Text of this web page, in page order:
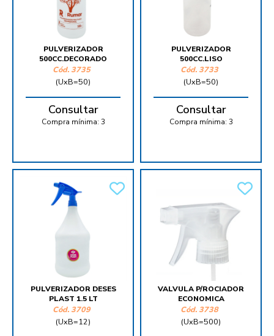
PULVERIZADOR
500CC.DECORADO
Cód. 3735
(UxB=50)
Consultar
Compra mínima: 3
PULVERIZADOR
500CC.LISO
Cód. 3733
(UxB=50)
Consultar
Compra mínima: 3
PULVERIZADOR DESES
PLAST 1.5 LT
Cód. 3709
(UxB=12)
VALVULA P/ROCIADOR
ECONOMICA
Cód. 3738
(UxB=500)